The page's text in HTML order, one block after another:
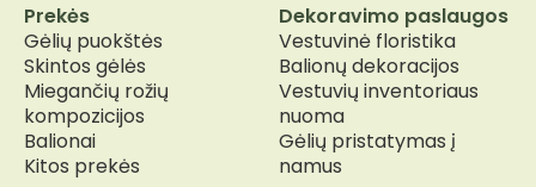
Prekės
Gėlių puokštės
Skintos gėlės
Miegančių rožių
kompozicijos
Balionai
Kitos prekės
Dekoravimo paslaugos
Vestuvinė floristika
Balionų dekoracijos
Vestuvių inventoriaus
nuoma
Gėlių pristatymas į
namus